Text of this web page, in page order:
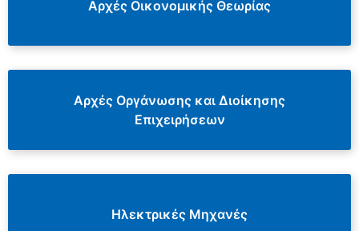
Αρχές Οικονομικής Θεωρίας
Αρχές Οργάνωσης και Διοίκησης
Επιχειρήσεων
Ηλεκτρικές Μηχανές